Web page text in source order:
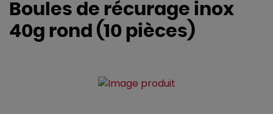
Boules de récurage inox
40g rond (10 pièces)